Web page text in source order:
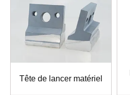
Tête de lancer matériel